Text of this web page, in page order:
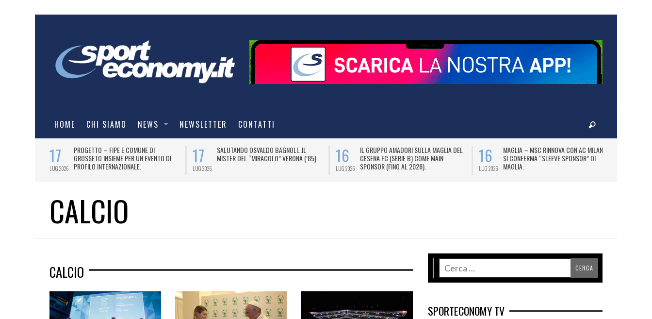
HOME CHI SIAMO NEWS NEWSLETTER CONTATTI
17
LUG 2026
PROGETTO – FIPE E COMUNE DI
GROSSETO INSIEME PER UN EVENTO DI
PROFILO INTERNAZIONALE.
17
LUG 2026
SALUTANDO OSVALDO BAGNOLI…IL
MISTER DEL “MIRACOLO” VERONA (’85)
16
LUG 2026
IL GRUPPO AMADORI SULLA MAGLIA DEL
CESENA FC (SERIE B) COME MAIN
SPONSOR (FINO AL 2028).
16
LUG 2026
MAGLIA – MSC RINNOVA CON AC MILAN E
SI CONFERMA “SLEEVE SPONSOR” DI
MAGLIA.
CALCIO
CALCIO
SPORTECONOMY TV